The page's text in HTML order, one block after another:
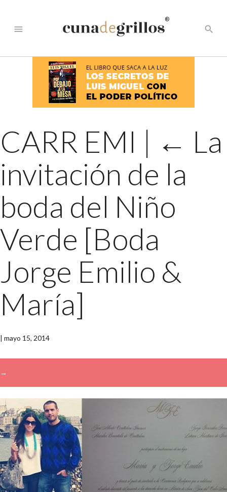
menu
®
search
CARR EMI | ← La
invitación de la
boda del Niño
Verde [Boda
Jorge Emilio &
María]
| mayo 15, 2014
→